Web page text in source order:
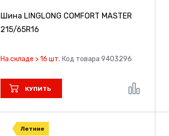
Шина LINGLONG COMFORT MASTER
215/65R16
На складе > 16 шт. Код товара 9403296
КУПИТЬ
Летние